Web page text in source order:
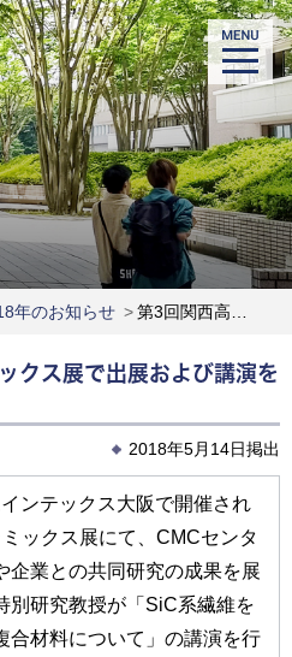
年のお知らせ >第3回関西高機能セラミックス展で出展および講演を実施しました
クス展で出展および講演を
2018年5月14日掲出
ンテックス大阪で開催され
ックス展にて、CMCセンタ
企業との共同研究の成果を展
別研究教授が「SiC系繊維を
合材料について」の講演を行